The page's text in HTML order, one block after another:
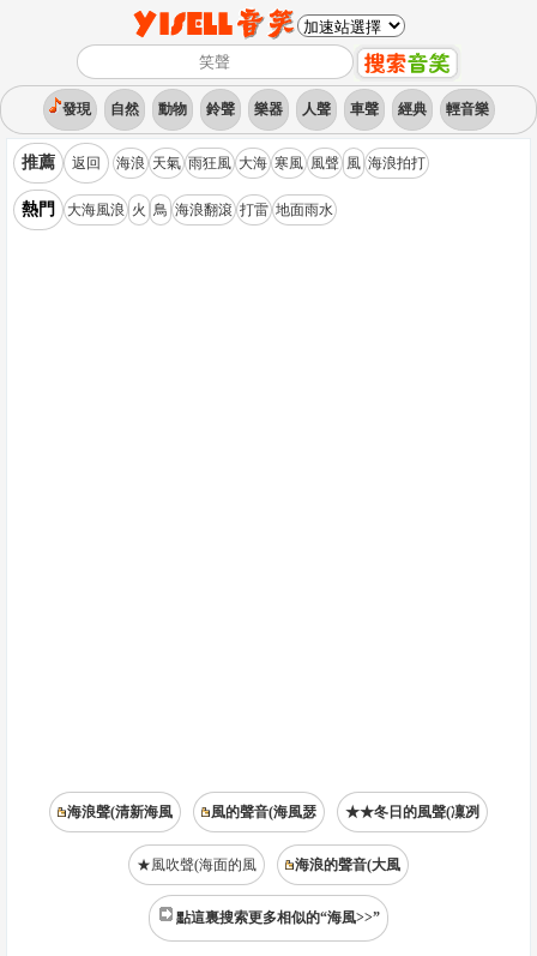
發現 自然 動物 鈴聲 樂器 人聲 車聲 經典 輕音樂
推薦 返回 海浪 天氣 雨狂風 大海 寒風 風聲 風 海浪拍打
熱門 大海風浪 火 鳥 海浪翻滾 打雷 地面雨水
海浪聲(清新海風 風的聲音(海風瑟 ★★冬日的風聲(凜冽
★風吹聲(海面的風 海浪的聲音(大風
點這裏搜索更多相似的“海風>>”